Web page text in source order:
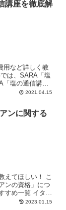
講座を徹底解
用など詳しく教
は、SARA「塩
「塩の通信講
2021.04.15
ンに関する
えてほしい！ こ
ンの資格」につ
すめ一覧 イタリ
2023.01.15